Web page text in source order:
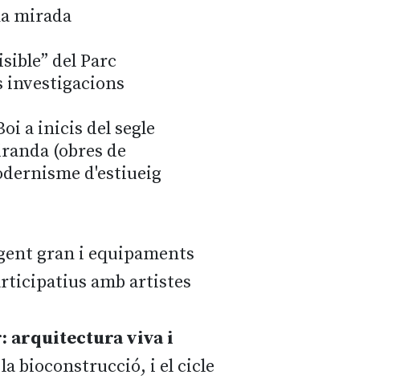
mirada
del Parc
investigacions
a inicis del segle
(obres de
d'estiueig
gran i equipaments
amb artistes
arquitectura viva i
bioconstrucció, i el cicle